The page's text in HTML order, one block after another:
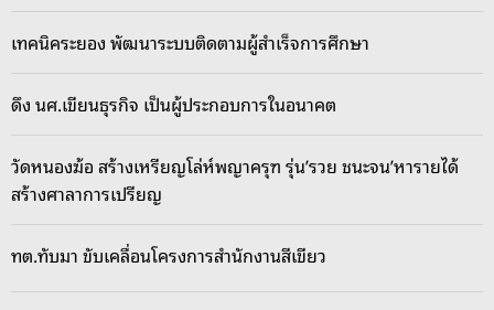
เทคนิคระยอง พัฒนาระบบติดตามผู้สำเร็จการศึกษา
ดึง นศ.เขียนธุรกิจ เป็นผู้ประกอบการในอนาคต
วัดหนองฆ้อ สร้างเหรียญโล่ห์พญาครุฑ รุ่น’รวย ชนะจน’หารายได้
สร้างศาลาการเปรียญ
ทต.ทับมา ขับเคลื่อนโครงการสำนักงานสีเขียว